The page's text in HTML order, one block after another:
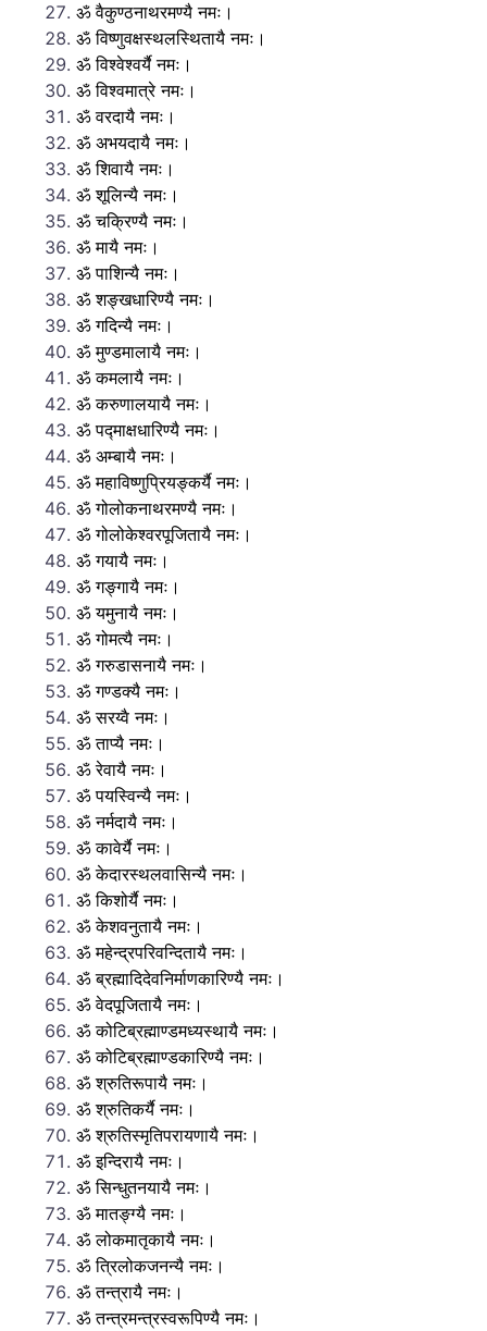
ॐ वैकुण्ठनाथरमण्यै नमः।
ॐ विष्णुवक्षस्थलस्थितायै नमः।
ॐ विश्वेश्वर्यै नमः।
ॐ विश्वमात्रे नमः।
ॐ वरदायै नमः।
ॐ अभयदायै नमः।
ॐ शिवायै नमः।
ॐ शूलिन्यै नमः।
ॐ चक्रिण्यै नमः।
ॐ मायै नमः।
ॐ पाशिन्यै नमः।
ॐ शङ्खधारिण्यै नमः।
ॐ गदिन्यै नमः।
ॐ मुण्डमालायै नमः।
ॐ कमलायै नमः।
ॐ करुणालयायै नमः।
ॐ पद्माक्षधारिण्यै नमः।
ॐ अम्बायै नमः।
ॐ महाविष्णुप्रियङ्कर्यै नमः।
ॐ गोलोकनाथरमण्यै नमः।
ॐ गोलोकेश्वरपूजितायै नमः।
ॐ गयायै नमः।
ॐ गङ्गायै नमः।
ॐ यमुनायै नमः।
ॐ गोमत्यै नमः।
ॐ गरुडासनायै नमः।
ॐ गण्डक्यै नमः।
ॐ सरय्वै नमः।
ॐ ताप्यै नमः।
ॐ रेवायै नमः।
ॐ पयस्विन्यै नमः।
ॐ नर्मदायै नमः।
ॐ कावेर्यै नमः।
ॐ केदारस्थलवासिन्यै नमः।
ॐ किशोर्यै नमः।
ॐ केशवनुतायै नमः।
ॐ महेन्द्रपरिवन्दितायै नमः।
ॐ ब्रह्मादिदेवनिर्माणकारिण्यै नमः।
ॐ वेदपूजितायै नमः।
ॐ कोटिब्रह्माण्डमध्यस्थायै नमः।
ॐ कोटिब्रह्माण्डकारिण्यै नमः।
ॐ श्रुतिरूपायै नमः।
ॐ श्रुतिकर्यै नमः।
ॐ श्रुतिस्मृतिपरायणायै नमः।
ॐ इन्दिरायै नमः।
ॐ सिन्धुतनयायै नमः।
ॐ मातङ्ग्यै नमः।
ॐ लोकमातृकायै नमः।
ॐ त्रिलोकजनन्यै नमः।
ॐ तन्त्रायै नमः।
ॐ तन्त्रमन्त्रस्वरूपिण्यै नमः।